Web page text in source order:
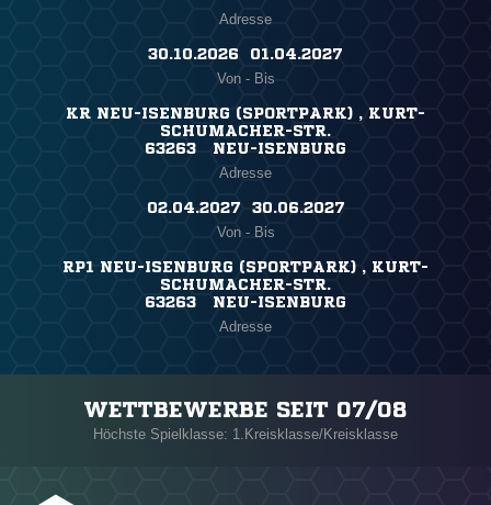
Adresse
30.10.2026 ​ 01.04.2027
Von - Bis
KR NEU-ISENBURG (SPORTPARK) , KURT-
SCHUMACHER-STR.
63263 NEU-ISENBURG
Adresse
02.04.2027 ​ 30.06.2027
Von - Bis
RP1 NEU-ISENBURG (SPORTPARK) , KURT-
SCHUMACHER-STR.
63263 NEU-ISENBURG
Adresse
WETTBEWERBE SEIT 07/08
Höchste Spielklasse: 1.Kreisklasse/Kreisklasse